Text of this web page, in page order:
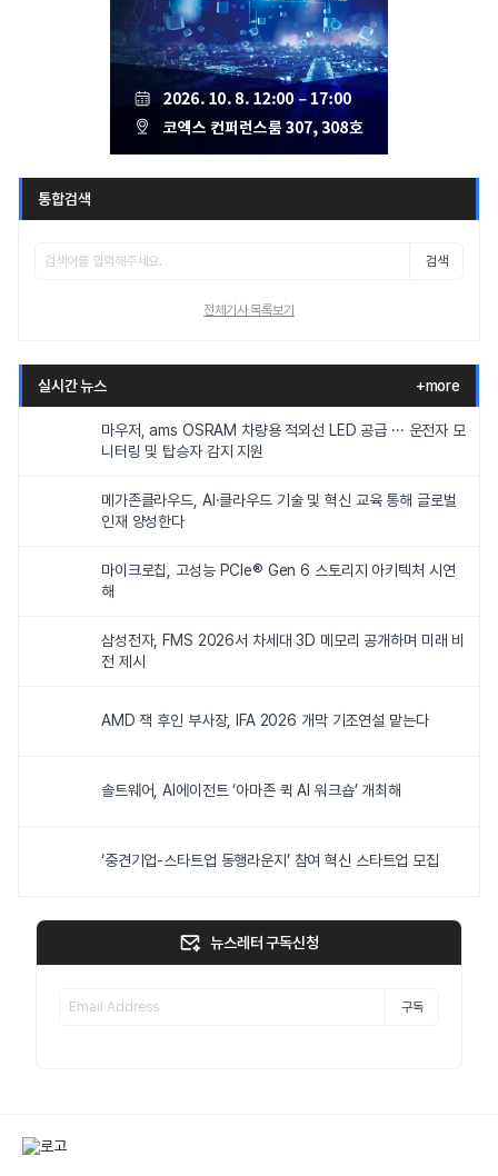
통합검색
검색
전체기사 목록보기
실시간 뉴스 +more
마우저, ams OSRAM 차량용 적외선 LED 공급 ··· 운전자 모
니터링 및 탑승자 감지 지원
메가존클라우드, AI·클라우드 기술 및 혁신 교육 통해 글로벌
인재 양성한다
마이크로칩, 고성능 PCIe® Gen 6 스토리지 아키텍처 시연
해
삼성전자, FMS 2026서 차세대 3D 메모리 공개하며 미래 비
전 제시
AMD 잭 후인 부사장, IFA 2026 개막 기조연설 맡는다
솔트웨어, AI에이전트 ‘아마존 퀵 AI 워크숍’ 개최해
‘중견기업-스타트업 동행라운지’ 참여 혁신 스타트업 모집
뉴스레터 구독신청
구독